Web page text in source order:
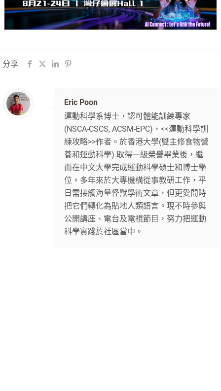
分享
Eric Poon
運動科學系博士，認可體能訓練專家
(NSCA-CSCS, ACSM-EPC)，<<運動科學訓
練攻略>>作者。於香港大學(雙主修食物營
養和運動科學) 取得一級榮譽畢業後，繼
而在中文大學完成運動科學碩士和博士學
位。多年來於大專機構從事教研工作，平
日需接觸海量怪獸學術文章，但更愛閒時
把它們轉化為貼地人類語言。現不時參與
公開講座、電台及電視節目，努力把運動
科學實踐於社區當中。